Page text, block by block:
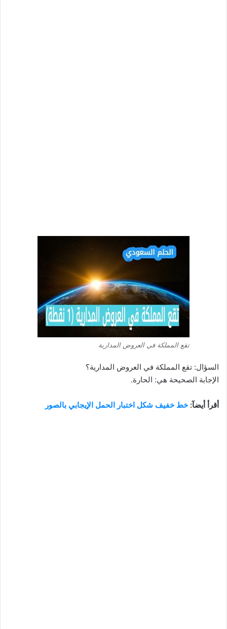
تقع المملكة في العروض المدارية
السؤال: تقع المملكة في العروض المدارية؟
الإجابة الصحيحة هي: الحارة.
أقرأ أيضآ: خط خفيف شكل اختبار الحمل الإيجابي بالصور